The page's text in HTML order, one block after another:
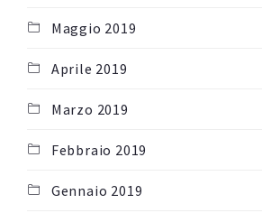
Maggio 2019
Aprile 2019
Marzo 2019
Febbraio 2019
Gennaio 2019